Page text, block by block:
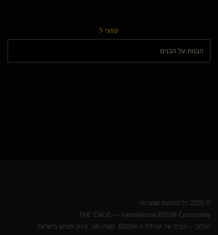
קפצי ל
© 2026 כל הזכויות שמורות
THE CAGE — International BDSM Community
הכלוב – הבית של קהילת ה-BDSM, סאדו מזו, קינק ופטיש בישראל